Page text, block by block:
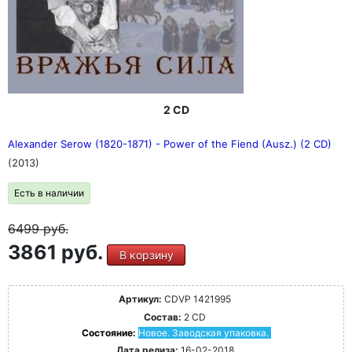
2 CD
Alexander Serow (1820-1871) - Power of the Fiend (Ausz.) (2 CD)
(2013)
Есть в наличии
6499руб.
3861 руб. В корзину
Артикул: CDVP 1421995
Состав: 2 CD
Состояние: Новое. Заводская упаковка.